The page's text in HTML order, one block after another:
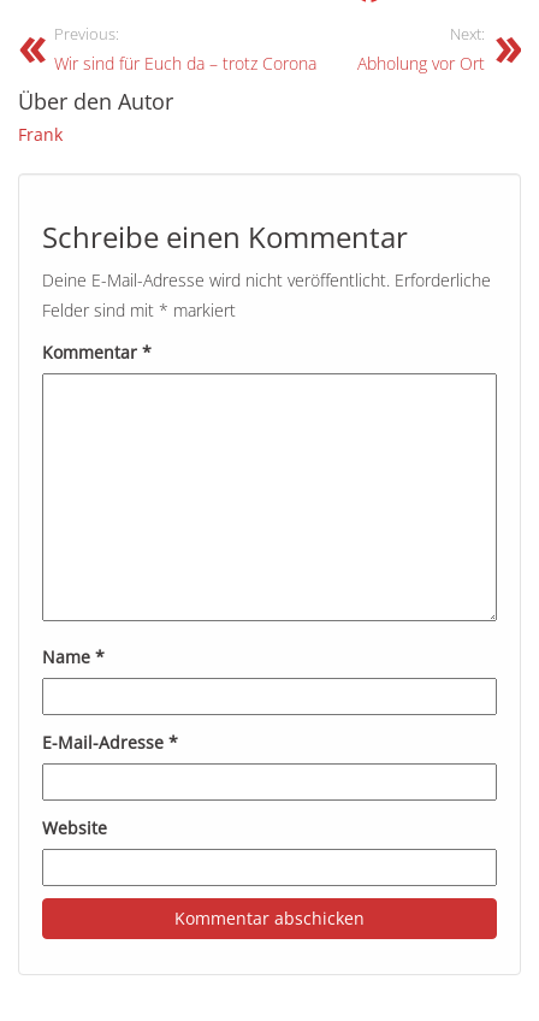
Previous:
Wir sind für Euch da – trotz Corona
Next:
Abholung vor Ort
Über den Autor
Frank
Schreibe einen Kommentar
Deine E-Mail-Adresse wird nicht veröffentlicht. Erforderliche
Felder sind mit * markiert
Kommentar *
Name *
E-Mail-Adresse *
Website